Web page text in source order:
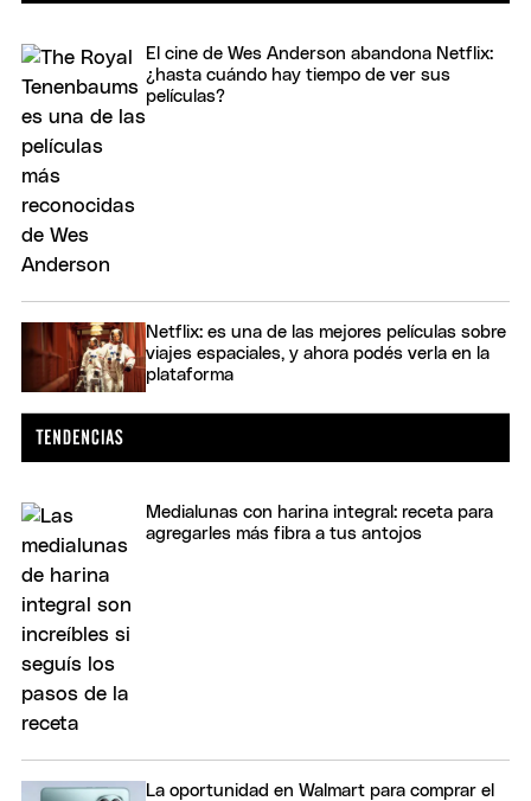
El cine de Wes Anderson abandona Netflix:
¿hasta cuándo hay tiempo de ver sus
películas?
Netflix: es una de las mejores películas sobre
viajes espaciales, y ahora podés verla en la
plataforma
Medialunas con harina integral: receta para
agregarles más fibra a tus antojos
La oportunidad en Walmart para comprar el